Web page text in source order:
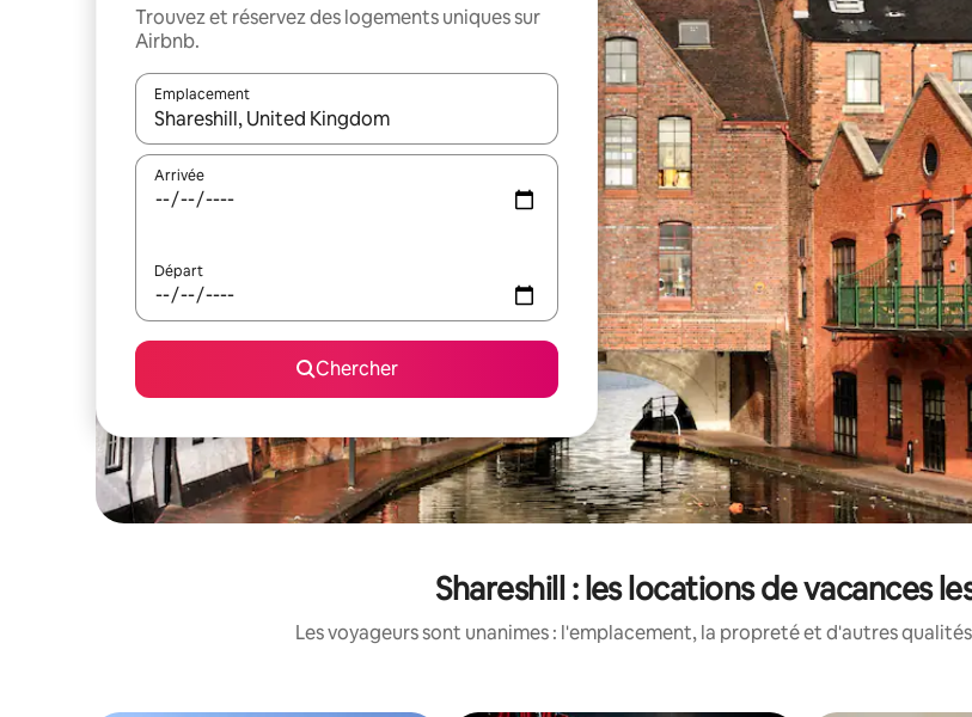
Trouvez et réservez des logements uniques sur
Airbnb.
Emplacement
Quand les résultats sont affichés, parcourez-les en utilisant les flèches vers le haut et vers le bas, ou en
Arrivée
Départ
Chercher
Shareshill : les locations de vacances
Les voyageurs sont unanimes : l'emplacement, la propreté et d'autres